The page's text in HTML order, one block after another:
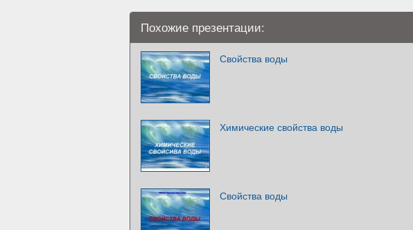
Похожие презентации:
Свойства воды
Химические свойства воды
Свойства воды